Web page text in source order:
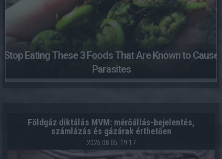
Stop Eating These 3 Foods That Are Known to Cause
Parasites
Földgáz diktálás MVM: mérőállás-bejelentés,
számlázás és gázárak érthetően
2026.08.05. 19:17